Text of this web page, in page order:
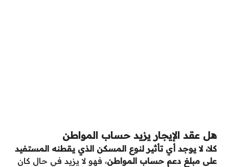
هل عقد الإيجار يزيد حساب المواطن
كلا، لا يوجد أي تأثير لنوع المسكن الذي يقطنه المستفيد
على مبلغ دعم حساب المواطن، فهو لا يزيد في حال كان